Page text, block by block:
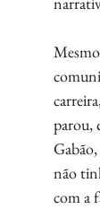
parou,
não
com a